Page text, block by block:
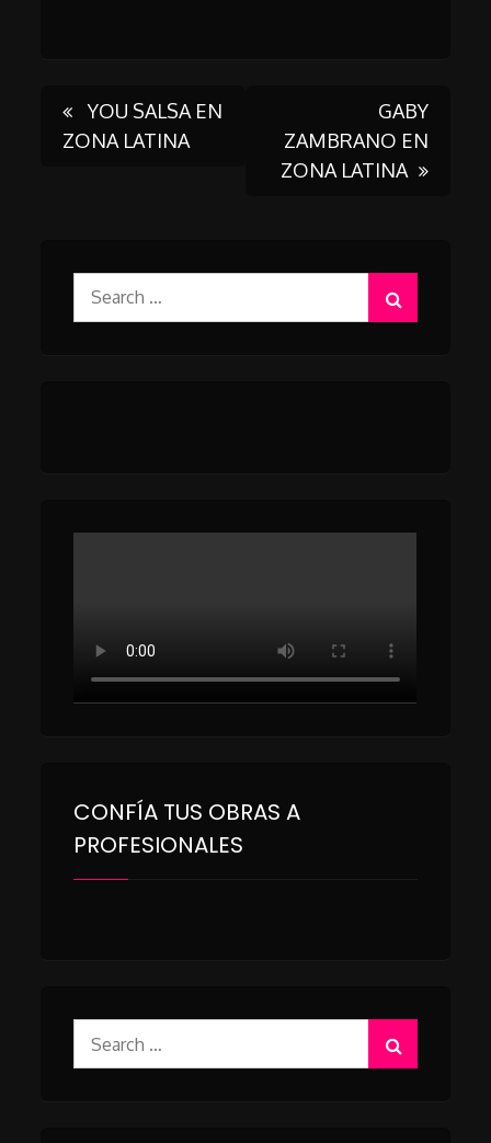
Post
YOU SALSA EN
ZONA LATINA
GABY
ZAMBRANO EN
ZONA LATINA
for:
CONFÍA TUS OBRAS A
PROFESIONALES
for: